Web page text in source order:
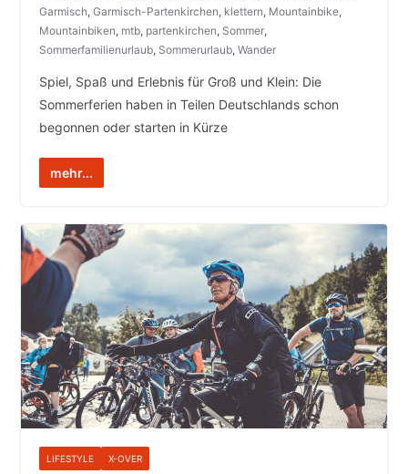
Garmisch, Garmisch-Partenkirchen, klettern, Mountainbike,
Mountainbiken, mtb, partenkirchen, Sommer,
Sommerfamilienurlaub, Sommerurlaub, Wander
Spiel, Spaß und Erlebnis für Groß und Klein: Die
Sommerferien haben in Teilen Deutschlands schon
begonnen oder starten in Kürze
mehr...
LIFESTYLE X-OVER